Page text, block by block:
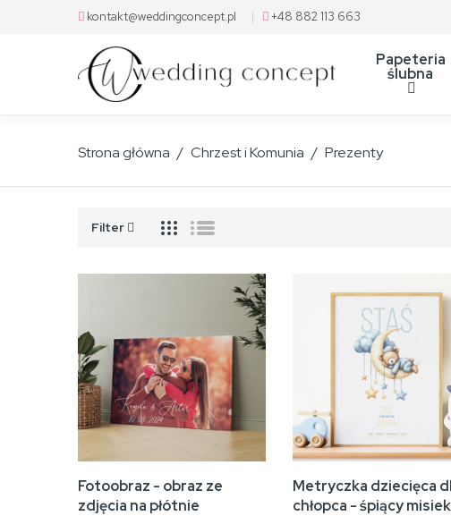
kontakt@weddingconcept.pl | +48 882 113 663
Papeteria
ślubna
Strona główna Chrzest i Komunia Prezenty
Filter
Fotoobraz - obraz ze
zdjęcia na płótnie
Metryczka dziecięca
chłopca - śpiący misiek